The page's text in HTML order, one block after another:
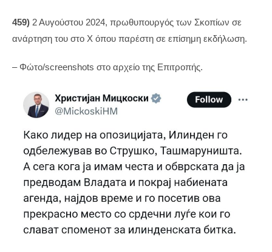
459) 2 Αυγούστου 2024, πρωθυπουργός των Σκοπίων σε
ανάρτηση του στο Χ όπου παρέστη σε επίσημη εκδήλωση.
– Φώτο/screenshots στο αρχείο της Επιτροπής.